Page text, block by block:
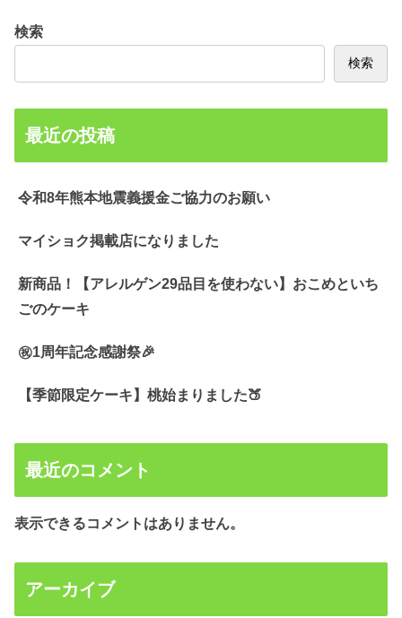
検索
検索
最近の投稿
令和8年熊本地震義援金ご協力のお願い
マイショク掲載店になりました
新商品！【アレルゲン29品目を使わない】おこめといち
ごのケーキ
㊗️1周年記念感謝祭🎉
【季節限定ケーキ】桃始まりました🍑
最近のコメント
表示できるコメントはありません。
アーカイブ